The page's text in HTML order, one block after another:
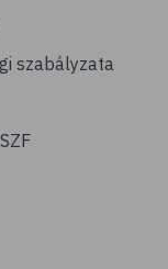
szabályzata